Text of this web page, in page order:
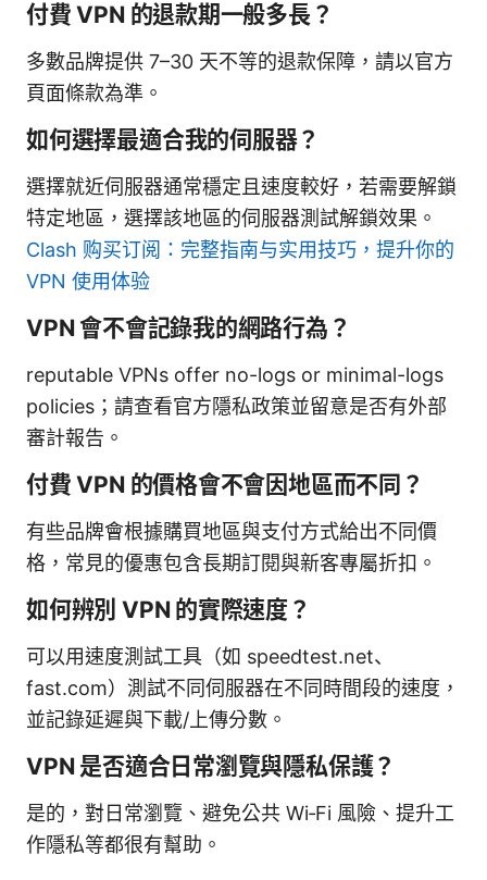
付費 VPN 的退款期一般多長？
多數品牌提供 7–30 天不等的退款保障，請以官方
頁面條款為準。
如何選擇最適合我的伺服器？
選擇就近伺服器通常穩定且速度較好，若需要解鎖
特定地區，選擇該地區的伺服器測試解鎖效果。
Clash 购买订阅：完整指南与实用技巧，提升你的
VPN 使用体验
VPN 會不會記錄我的網路行為？
reputable VPNs offer no-logs or minimal-logs
policies；請查看官方隱私政策並留意是否有外部
審計報告。
付費 VPN 的價格會不會因地區而不同？
有些品牌會根據購買地區與支付方式給出不同價
格，常見的優惠包含長期訂閱與新客專屬折扣。
如何辨別 VPN 的實際速度？
可以用速度測試工具（如 speedtest.net、
fast.com）測試不同伺服器在不同時間段的速度，
並記錄延遲與下載/上傳分數。
VPN 是否適合日常瀏覽與隱私保護？
是的，對日常瀏覽、避免公共 Wi‑Fi 風險、提升工
作隱私等都很有幫助。